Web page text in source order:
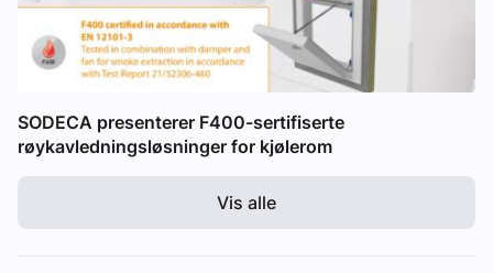
SODECA presenterer F400-sertifiserte
røykavledningsløsninger for kjølerom
Vis alle